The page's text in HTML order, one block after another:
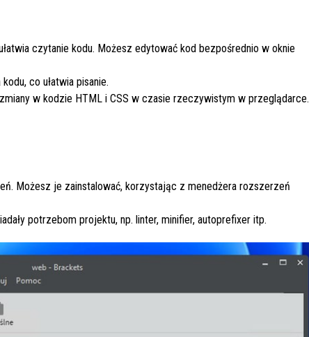
czytanie kodu. Możesz edytować kod bezpośrednio w oknie
co ułatwia pisanie.
w kodzie HTML i CSS w czasie rzeczywistym w przeglądarce.
Możesz je zainstalować, korzystając z menedżera rozszerzeń
potrzebom projektu, np. linter, minifier, autoprefixer itp.